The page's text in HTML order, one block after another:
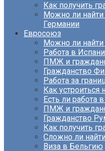
Как получить
Можно ли найти
Германии
Евросоюз
Можно ли найти
Работа в
ПМЖ и
Гражданство
Работа за
Как устроиться
Есть ли работа
ПМЖ и
Гражданство
Как получить
Сложно ли
Виза в Бельгию